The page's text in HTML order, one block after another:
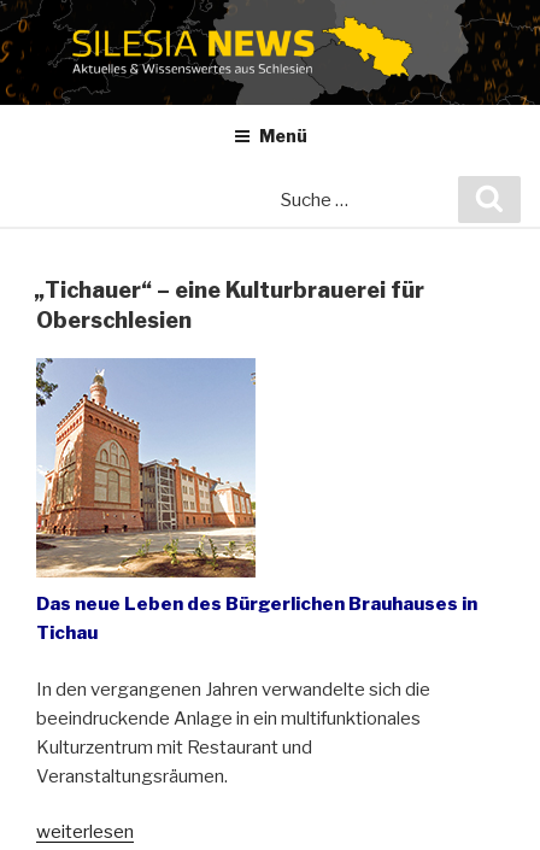
Zum
Inhalt
springen
Menü
„Tichauer“ – eine Kulturbrauerei für
Oberschlesien
Das neue Leben des Bürgerlichen Brauhauses in
Tichau
In den vergangenen Jahren verwandelte sich die
beeindruckende Anlage in ein multifunktionales
Kulturzentrum mit Restaurant und
Veranstaltungsräumen.
„„Tichauer“
weiterlesen